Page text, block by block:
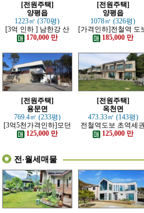
[전원주택]
양평읍
1223㎡ (370평)
[3억 인하 ] 남한강 산
책로 접한 최고급 전원
170,000 만
[전원주택]
양평읍
1078㎡ (326평)
[가격인하]전철역 도
강조망 되는 고급 전
185,000 만
[전원주택]
용문면
769.4㎡ (233평)
[3억5천가격인하]모던
하고 고급스러운 본채,
별채있는 전원주택
125,000 만
[전원주택]
옥천면
473.33㎡ (143평)
전철역도보 초역세
강조망 고급전원주
125,000 만
전·월세매물